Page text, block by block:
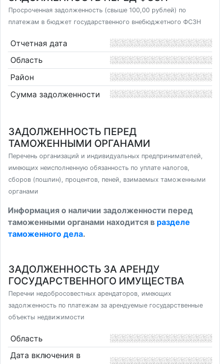
Просроченная задолженность (свыше 100,00 рублей) по
платежам в бюджет государственного внебюджетного ФСЗН
Отчетная дата
Область
Район
Сумма задолженности
ЗАДОЛЖЕННОСТЬ ПЕРЕД
ТАМОЖЕННЫМИ ОРГАНАМИ
Перечень организаций и индивидуальных предпринимателей,
имеющих неисполненную обязанность по уплате налогов,
сборов (пошлин), процентов, пеней, взимаемых таможенными
органами
Информация о наличии задолженности перед
таможенными органами находится в разделе
таможенного дела.
ЗАДОЛЖЕННОСТЬ ЗА АРЕНДУ
ГОСУДАРСТВЕННОГО ИМУЩЕСТВА
Перечни недобросовестных арендаторов, имеющих
задолженность по платежам за арендуемые государственные
объекты недвижимости
Область
Дата включения в